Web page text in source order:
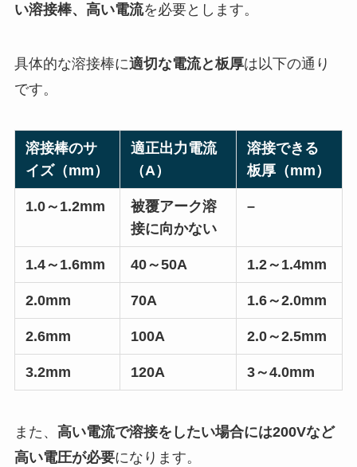
い溶接棒、高い電流を必要とします。
具体的な溶接棒に適切な電流と板厚は以下の通り
です。
溶接棒のサ
イズ（mm）
適正出力電流
（A）
溶接できる
板厚（mm）
1.0～ 1.2mm
被覆アーク溶
接に向かない
–
1.4～ 1.6mm 40～50A 1.2～ 1.4mm
2.0mm 70A 1.6～2.0mm
2.6mm 100A 2.0～2.5mm
3.2mm 120A 3～4.0mm
また、 高い電流で溶接をしたい場合には200Vなど
高い電圧が必要になります。